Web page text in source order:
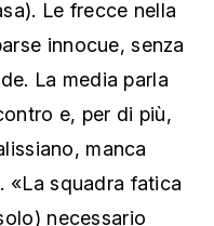
Le frecce nella
innocue, senza
La media parla
e, per di più,
manca
«La squadra fatica
necessario